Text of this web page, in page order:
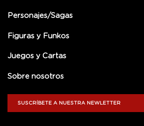
Personajes/Sagas
Figuras y Funkos
Juegos y Cartas
Sobre nosotros
SUSCRÍBETE A NUESTRA NEWLETTER